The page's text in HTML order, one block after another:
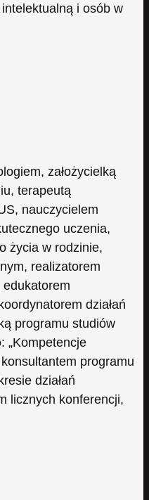
i osób w
założycielką
terapeutą
nauczycielem
uczenia,
życia w rodzinie,
realizatorem
działań
programu studiów
„Kompetencje
programu
działań
licznych konferencji,